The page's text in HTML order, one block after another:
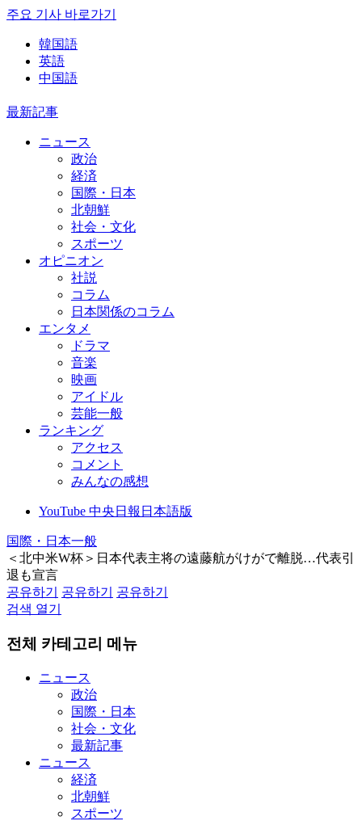
주요 기사 바로가기
韓国語
英語
中国語
最新記事
ニュース
政治
経済
国際・日本
北朝鮮
社会・文化
スポーツ
オピニオン
社説
コラム
日本関係のコラム
エンタメ
ドラマ
音楽
映画
アイドル
芸能一般
ランキング
アクセス
コメント
みんなの感想
YouTube 中央日報日本語版
国際・日本一般
＜北中米W杯＞日本代表主将の遠藤航がけがで離脱…代表引
退も宣言
공유하기
공유하기
공유하기
검색 열기
전체 카테고리 메뉴
ニュース
政治
国際・日本
社会・文化
最新記事
ニュース
経済
北朝鮮
スポーツ